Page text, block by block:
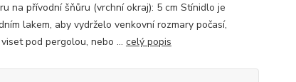
na přívodní šňůru (vrchní okraj): 5 cm Stínidlo je
lakem, aby vydrželo venkovní rozmary počasí,
pod pergolou, nebo ... celý popis